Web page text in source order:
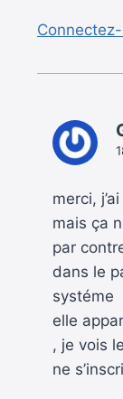
merci,
mais ça
par
dans le
systéme
elle
, je vois
ne